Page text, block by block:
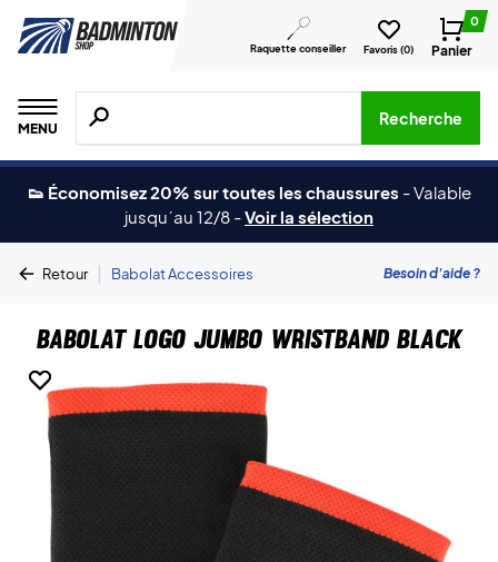
Raquette conseiller Favoris (0)
0
Panier
MENU
Recherche de produits, de marques, etc.
Recherche
👟 Économisez 20% sur toutes les chaussures -Valable
jusqu´au 12/8 -Voir la sélection
Retour | Babolat Accessoires Besoin d'aide ?
Babolat Logo Jumbo Wristband Black